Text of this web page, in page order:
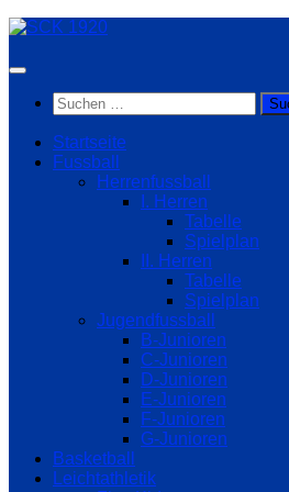
Zum
springen
Suchen
nach:
Startseite
Fussball
Herrenfussball
I. Herren
Tabelle
Spielplan
II. Herren
Tabelle
Spielplan
Jugendfussball
B-Junioren
C-Junioren
D-Junioren
E-Junioren
F-Junioren
G-Junioren
Basketball
Leichtathletik